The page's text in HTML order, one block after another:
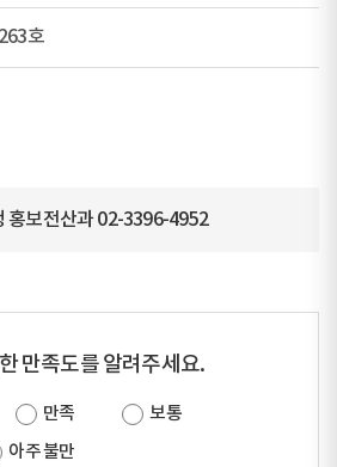
호
홍보전산과 02-3396-4952
만족도를 알려주세요.
만족
보통
아주 불만